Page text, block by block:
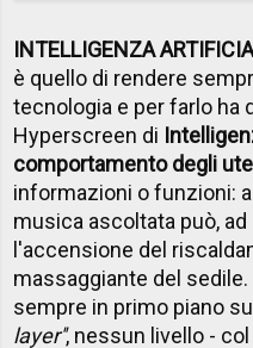
INTELLIGENZA
è quello di rendere
tecnologia e per farlo ha
Hyperscreen di
comportamento degli
informazioni o funzioni:
musica ascoltata può,
l'accensione del
massaggiante del
sempre in primo piano
layer'', nessun livello -